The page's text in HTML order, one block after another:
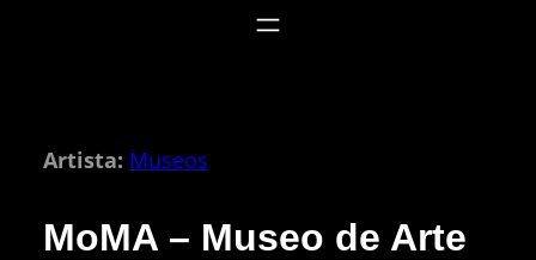
Artista: Museos
MoMA – Museo de Arte